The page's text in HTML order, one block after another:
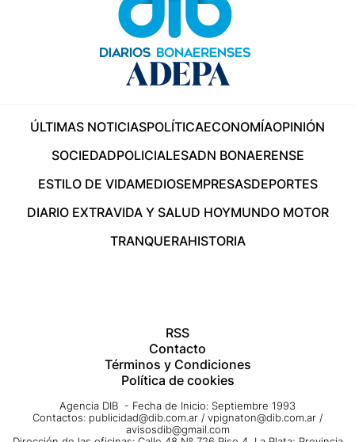
ÚLTIMAS NOTICIASPOLÍTICAECONOMÍAOPINIÓN
SOCIEDADPOLICIALESADN BONAERENSE
ESTILO DE VIDAMEDIOSEMPRESASDEPORTES
DIARIO EXTRAVIDA Y SALUD HOYMUNDO MOTOR
TRANQUERAHISTORIA
RSS
Contacto
Términos y Condiciones
Política de cookies
Agencia DIB - Fecha de Inicio: Septiembre 1993
Contactos: publicidad@dib.com.ar / vpignaton@dib.com.ar /
avisosdib@gmail.com